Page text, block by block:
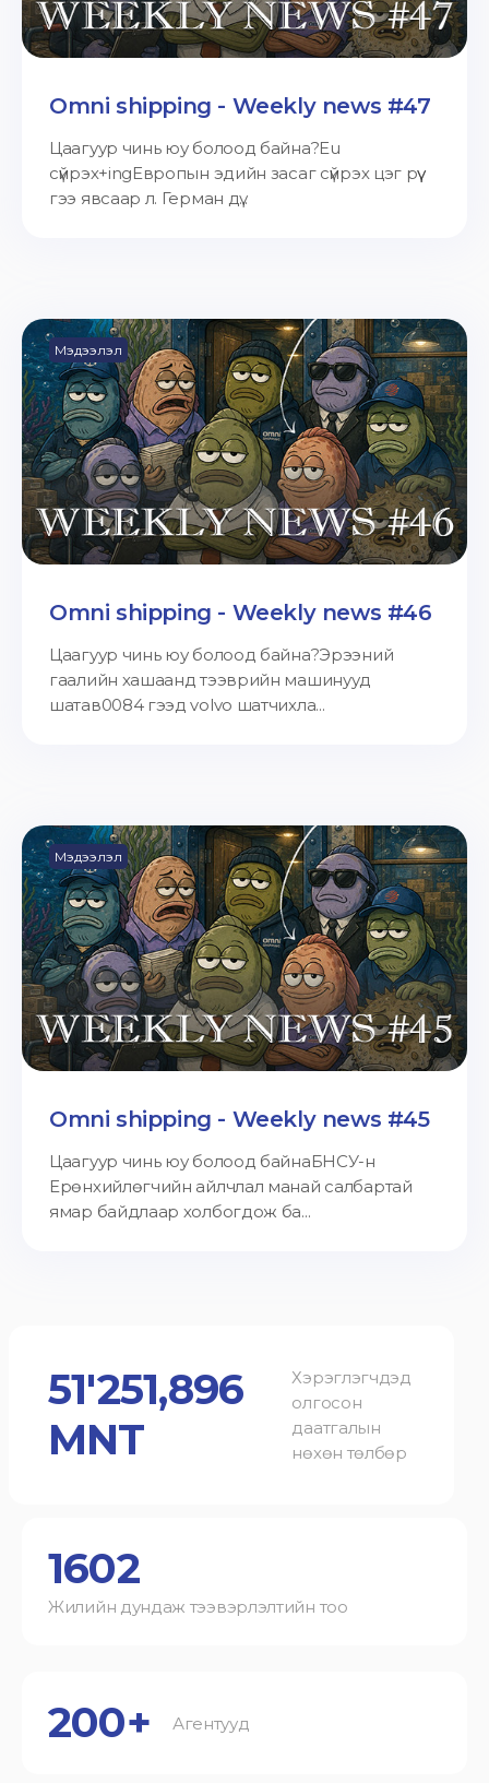
Omni shipping - Weekly news #47
Цаагуур чинь юу болоод байна?Eu
сүйрэх+ingЕвропын эдийн засаг сүйрэх цэг рүү
гээ явсаар л. Герман дү...
Мэдээлэл
Omni shipping - Weekly news #46
Цаагуур чинь юу болоод байна?Эрээний
гаалийн хашаанд тээврийн машинууд
шатав0084 гээд volvo шатчихла...
Мэдээлэл
Omni shipping - Weekly news #45
Цаагуур чинь юу болоод байнаБНСУ-н
Ерөнхийлөгчийн айлчлал манай салбартай
ямар байдлаар холбогдож ба...
51'251,896
MNT
Хэрэглэгчдэд
олгосон
даатгалын
нөхөн төлбөр
1602
Жилийн дундаж тээвэрлэлтийн тоо
200+ Агентууд